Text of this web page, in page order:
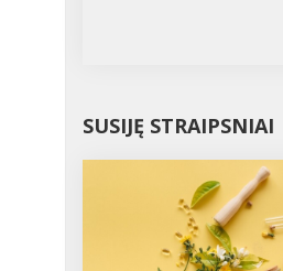
SUSIJĘ STRAIPSNIAI